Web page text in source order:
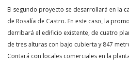
El segundo proyecto se desarrollará en la
de Rosalía de Castro. En este caso, la
derribará el edificio existente, de cuatro
de tres alturas con bajo cubierta y 847
Contará con locales comerciales en la